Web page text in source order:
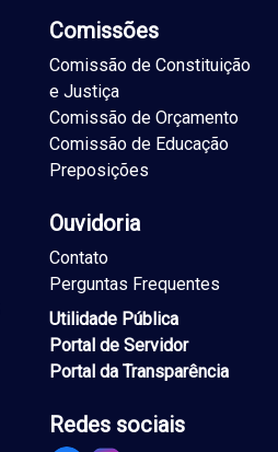
Comissões
Comissão de Constituição
e Justiça
Comissão de Orçamento
Comissão de Educação
Preposições
Ouvidoria
Contato
Perguntas Frequentes
Utilidade Pública
Portal de Servidor
Portal da Transparência
Redes sociais